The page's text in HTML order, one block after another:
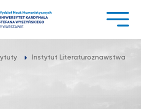
Instytut Literaturoznawstwa